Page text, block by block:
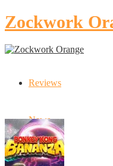
Zockwork
Reviews
News
Artikel